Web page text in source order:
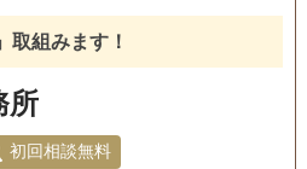
相談可 初回相談無料
面談可
取組みます！
所
初回相談無料